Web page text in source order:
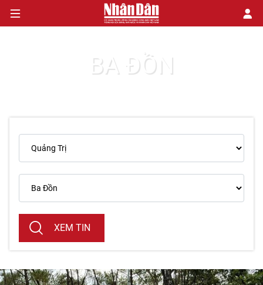
VĂN HÓA
XÃ HỘI
PHÁP LUẬT
DU LỊCH
THẾ GIỚI
THỂ THAO
BA ĐỒN
XEM TIN